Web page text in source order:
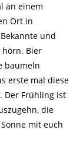
an einem
Ort in
und
hörn. Bier
baumeln
erste mal diese
Der Frühling ist
die
mit euch